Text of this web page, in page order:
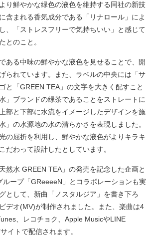
り鮮やかな緑色の液色を維持する同社の新技
含まれる香気成分である「リナロール」によ
、「ストレスフリーで気持ちいい」と感じて
とのこと。
ある中味の鮮やかな液色を見せることで、開
られています。また、ラベルの中央には「サ
と「GREEN TEA」の文字を大きく配すこと
」ブランドの緑茶であることをストレートに
部と下部に水流をイメージしたデザインを施
」の水源地の水の清らかさを表現しました。
の屈折を利用し、鮮やかな液色がよりキラキ
だわって設計したとしています。
然水 GREEN TEA」の発売を記念した企画と
ループ「GReeeeN」とコラボレーションも実
として、新曲「ノスタルジア」を書き下ろ
デオ(MV)が制作されました。また、楽曲は4
、レコチョク、Apple MusicやLINE
イトで配信されます。